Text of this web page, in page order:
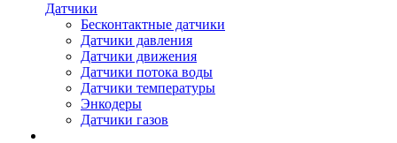
Датчики
Бесконтактные датчики
Датчики давления
Датчики движения
Датчики потока воды
Датчики температуры
Энкодеры
Датчики газов